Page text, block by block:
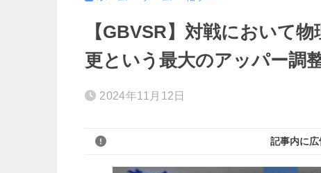
【GBVSR】対戦において
更という最大のアッパー調
2024年11月12日
記事内に